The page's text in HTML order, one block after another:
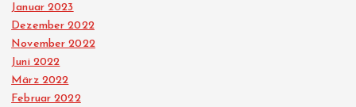
Januar 2023
Dezember 2022
November 2022
Juni 2022
März 2022
Februar 2022